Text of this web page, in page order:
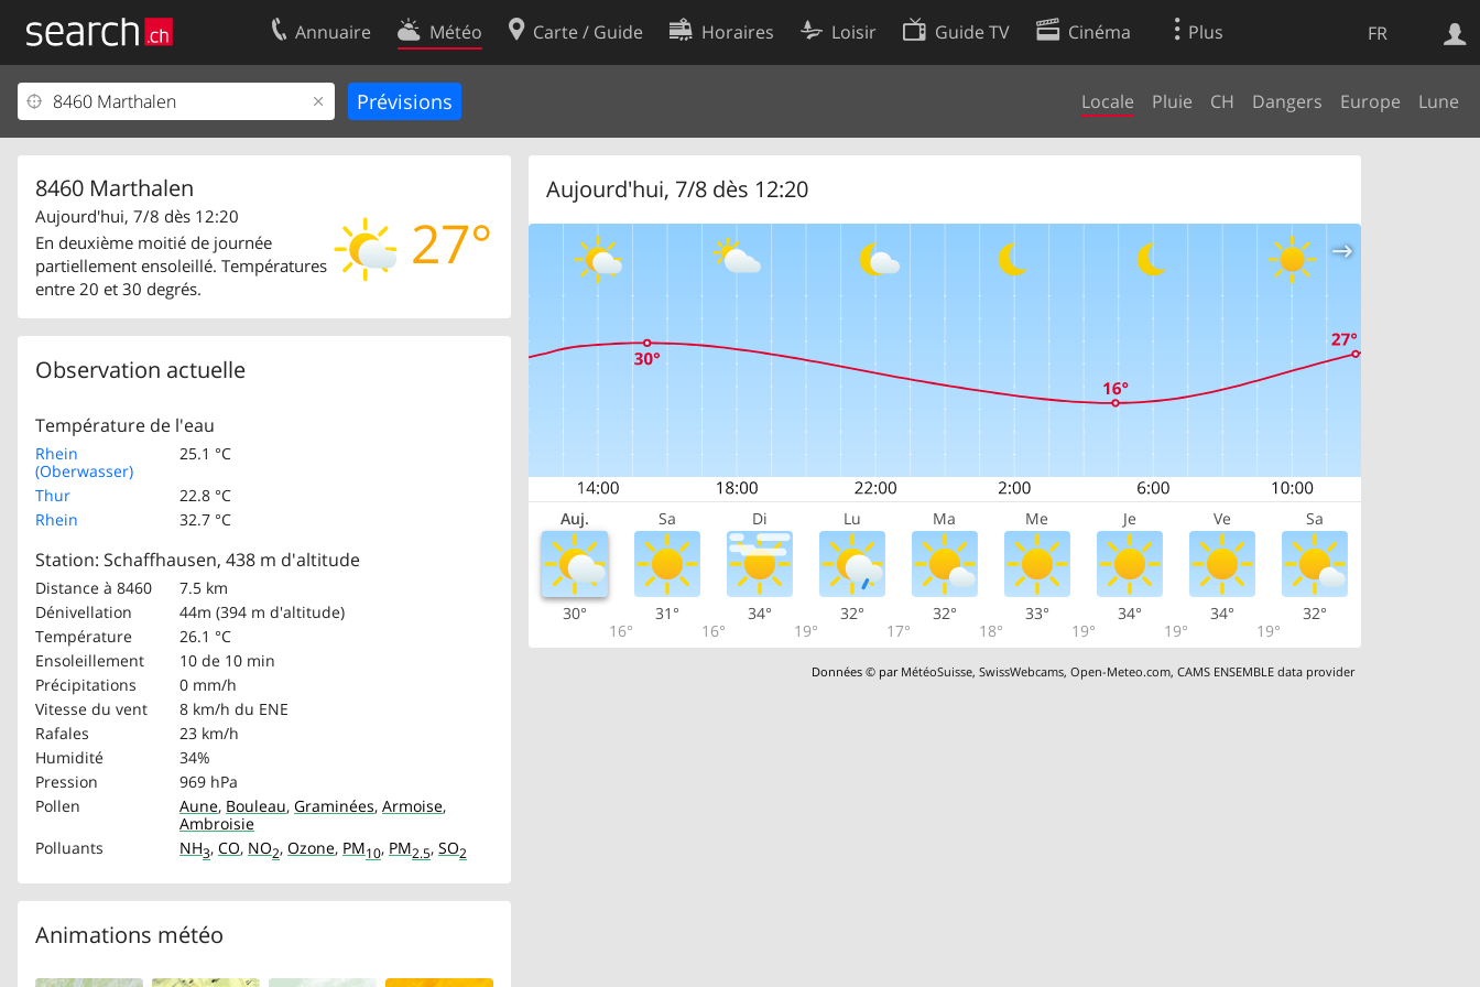
FR
Annuaire Météo Carte / Guide Horaires Loisir Guide TV Cinéma Plus
Locale Pluie CH Dangers Europe Lune
8460 Marthalen
27°
Aujourd'hui, 7/8 dès 12:20
En deuxième moitié de journée
partiellement ensoleillé. Températures
entre 20 et 30 degrés.
Observation actuelle
Température de l'eau
Rhein
(Oberwasser)
25.1 °C
Thur
22.8 °C
Rhein
32.7 °C
Station: Schaffhausen, 438 m d'altitude
Distance à 8460
7.5 km
Dénivellation
44m (394 m d'altitude)
Température
26.1 °C
Ensoleillement
10 de 10 min
Précipitations
0 mm/h
Vitesse du vent
8 km/h du ENE
Rafales
23 km/h
Humidité
34%
Pression
969 hPa
Pollen
Aune, Bouleau, Graminées, Armoise,
Ambroisie
Polluants
NH3, CO, NO2, Ozone, PM10, PM2.5, SO2
Animations météo
Aujourd'hui, 7/8 dès 12:20
Auj. Sa Di Lu Ma Me Je Ve Sa
30°
16°
31°
16°
34°
19°
32°
17°
32°
18°
33°
19°
34°
19°
34°
19°
32°
Données © par MétéoSuisse,SwissWebcams,Open-Meteo.com,CAMS ENSEMBLE data provider
Web
Votre inscription
Centre clients
Mentions Légales
Contact
Conditions d’utilisation
Préférences de cookies